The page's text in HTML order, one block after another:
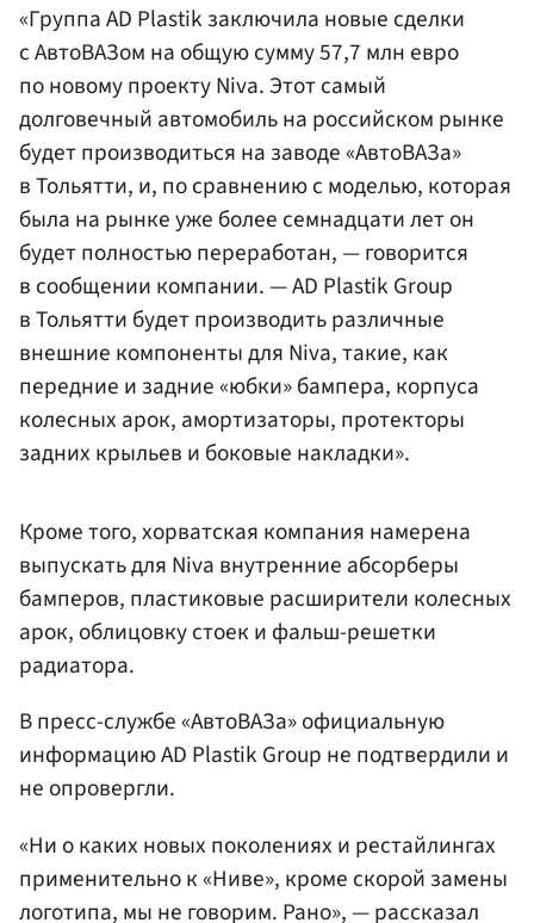
«Группа AD Plastik заключила новые сделки
с АвтоВАЗом на общую сумму 57,7 млн евро
по новому проекту Niva. Этот самый
долговечный автомобиль на российском рынке
будет производиться на заводе «АвтоВАЗа»
в Тольятти, и, по сравнению с моделью, которая
была на рынке уже более семнадцати лет он
будет полностью переработан, — говорится
в сообщении компании. — AD Plastik Group
в Тольятти будет производить различные
внешние компоненты для Niva, такие, как
передние и задние «юбки» бампера, корпуса
колесных арок, амортизаторы, протекторы
задних крыльев и боковые накладки».
Кроме того, хорватская компания намерена
выпускать для Niva внутренние абсорберы
бамперов, пластиковые расширители колесных
арок, облицовку стоек и фальш-решетки
радиатора.
В пресс-службе «АвтоВАЗа» официальную
информацию AD Plastik Group не подтвердили и
не опровергли.
«Ни о каких новых поколениях и рестайлингах
применительно к «Ниве», кроме скорой замены
логотипа, мы не говорим. Рано», — рассказал